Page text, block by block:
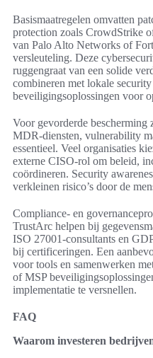
Basismaatregelen omvatten
protection zoals CrowdStrike
van Palo Alto Networks of
versleuteling. Deze
ruggengraat van een solide
combineren met lokale
beveiligingsoplossingen voor
Voor gevorderde
MDR-diensten, vulnerability
essentieel. Veel organisaties
externe CISO-rol om beleid,
coördineren. Security
verkleinen risico’s door de
Compliance- en
TrustArc helpen bij
ISO 27001-consultants en
bij certificeringen. Een
voor tools en samenwerken
of MSP
implementatie te versnellen.
FAQ
Waarom investeren